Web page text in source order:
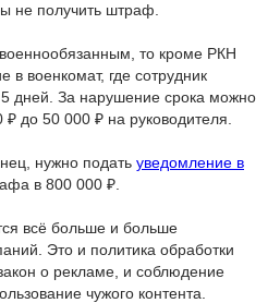
не получить штраф.
то кроме РКН
в военкомат, где сотрудник
дней. За нарушение срока можно
до 50 000 ₽ на руководителя.
нужно подать уведомление в
в 800 000 ₽.
всё больше и больше
Это и политика обработки
о рекламе, и соблюдение
чужого контента.